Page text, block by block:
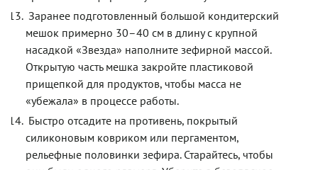
Заранее подготовленный большой кондитерский
мешок примерно 30–40 см в длину с крупной
насадкой «Звезда» наполните зефирной массой.
Открытую часть мешка закройте пластиковой
прищепкой для продуктов, чтобы масса не
«убежала» в процессе работы.
Быстро отсадите на противень, покрытый
силиконовым ковриком или пергаментом,
рельефные половинки зефира. Старайтесь, чтобы